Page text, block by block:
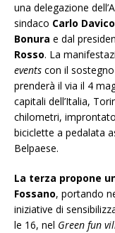
una delegazione
sindaco Carlo Davico
Bonura e dal
Rosso. La
events con il
prenderà il via il 4
capitali dell’Italia,
chilometri,
biciclette a pedalata
Belpaese.
La terza propone
Fossano, portando
iniziative di
le 16, nel Green fun